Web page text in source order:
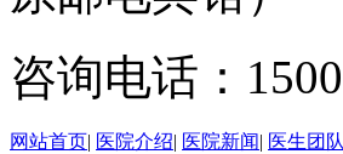
咨询电话：
网站首页| 医院介绍| 医院新闻| 医生团队